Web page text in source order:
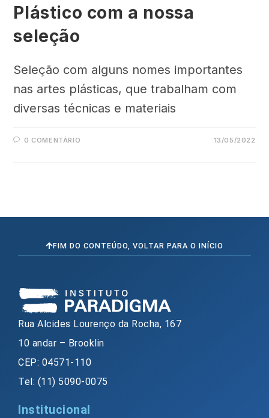
Plástico com a nossa
seleção
Seleção com alguns nomes importantes
nas artes plásticas, que trabalham com
diversas técnicas e materiais
0 COMENTÁRIO 13/05/2022
FIM DO CONTEÚDO, VOLTAR PARA O INÍCIO
Rua Alcides Lourenço da Rocha, 167
10 andar – Brooklin
CEP: 04571-110
Tel: (11) 5090-0075
Institucional